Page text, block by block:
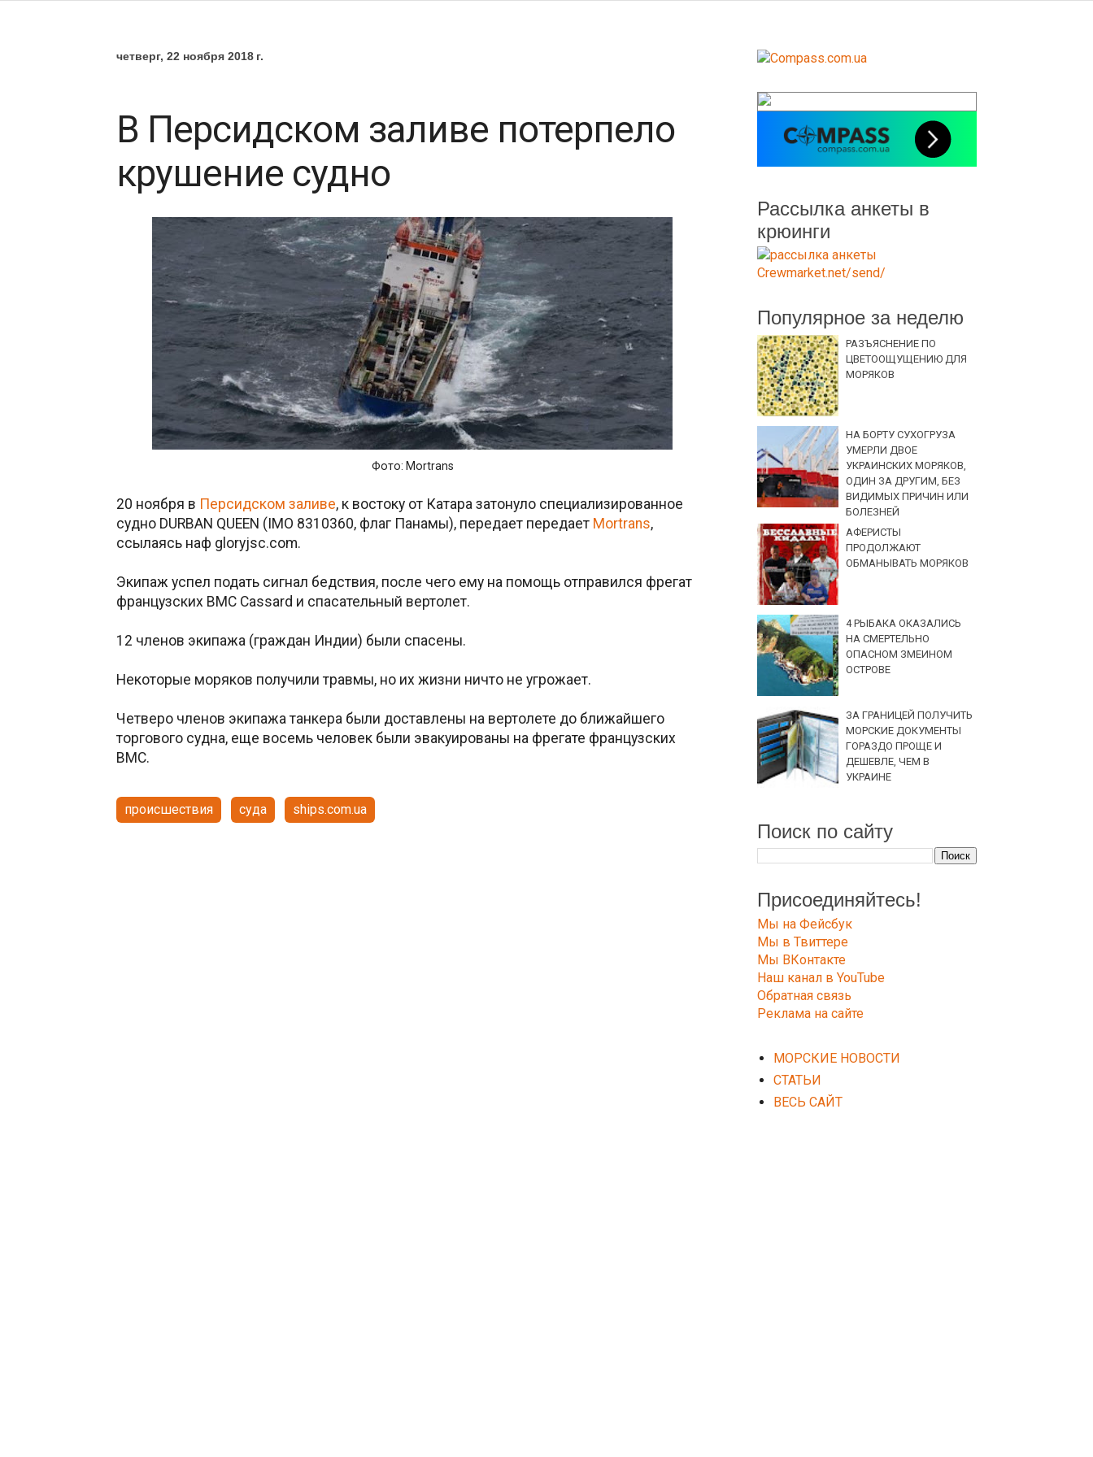
четверг, 22 ноября 2018 г.
В Персидском заливе потерпело
крушение судно
Фото: Mortrans
20 ноября в Персидском заливе, к востоку от Катара затонуло специализированное
судно DURBAN QUEEN (IMO 8310360, флаг Панамы), передает передает Mortrans,
ссылаясь наф gloryjsc.com.
Экипаж успел подать сигнал бедствия, после чего ему на помощь отправился фрегат
французских ВМС Cassard и спасательный вертолет.
12 членов экипажа (граждан Индии) были спасены.
Некоторые моряков получили травмы, но их жизни ничто не угрожает.
Четверо членов экипажа танкера были доставлены на вертолете до ближайшего
торгового судна, еще восемь человек были эвакуированы на фрегате французских
ВМС.
происшествия суда ships.com.ua
Рассылка анкеты в
крюинги
Популярное за неделю
РАЗЪЯСНЕНИЕ ПО
ЦВЕТООЩУЩЕНИЮ ДЛЯ
МОРЯКОВ
НА БОРТУ СУХОГРУЗА
УМЕРЛИ ДВОЕ
УКРАИНСКИХ МОРЯКОВ,
ОДИН ЗА ДРУГИМ, БЕЗ
ВИДИМЫХ ПРИЧИН ИЛИ
БОЛЕЗНЕЙ
АФЕРИСТЫ
ПРОДОЛЖАЮТ
ОБМАНЫВАТЬ МОРЯКОВ
4 РЫБАКА ОКАЗАЛИСЬ
НА СМЕРТЕЛЬНО
ОПАСНОМ ЗМЕИНОМ
ОСТРОВЕ
ЗА ГРАНИЦЕЙ ПОЛУЧИТЬ
МОРСКИЕ ДОКУМЕНТЫ
ГОРАЗДО ПРОЩЕ И
ДЕШЕВЛЕ, ЧЕМ В
УКРАИНЕ
Поиск по сайту
Присоединяйтесь!
Мы на Фейсбук
Мы в Твиттере
Мы ВКонтакте
Наш канал в YouTube
Обратная связь
Реклама на сайте
МОРСКИЕ НОВОСТИ
СТАТЬИ
ВЕСЬ САЙТ